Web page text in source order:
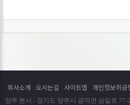
회사는 개인정보 수집 및 이용목적
회사는 원칙적으로 개인정보 수집
ο 파기절차
회사소개 오시는길 사이트맵 개인정보취급
양주 본사 : 경기도 양주시 광적면 삼일로 77-